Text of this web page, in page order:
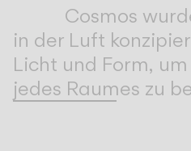
Inspirational BookCosmos
in der Luft
Licht und Form,
jedes Raumes zu